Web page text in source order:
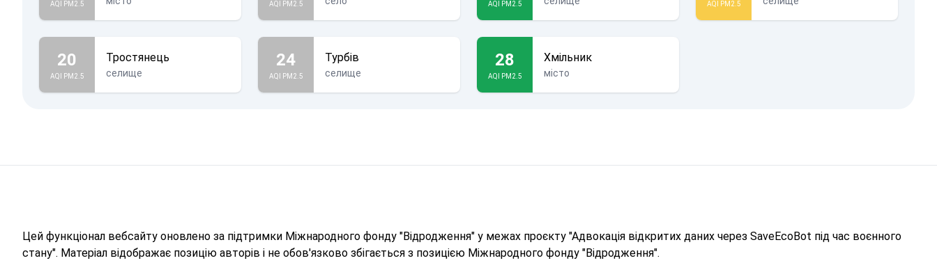
AQI PM2.5 AQI PM2.5 AQI PM2.5 AQI PM2.5
20
AQI PM2.5
Тростянець
селище
24
AQI PM2.5
Турбів
селище
28
AQI PM2.5
Хмільник
місто
Цей функціонал вебсайту оновлено за підтримки Міжнародного фонду "Відродження" у межах проєкту "Адвокація відкритих даних через SaveEcoBot під час воєнного
стану". Матеріал відображає позицію авторів і не обов'язково збігається з позицією Міжнародного фонду "Відродження".